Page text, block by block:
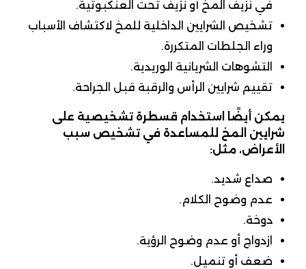
في نزيف المخ أو نزيف تحت العنكبوتية.
تشخيص الشرايين الداخلية للمخ لاكتشاف الأسباب
وراء الجلطات المتكررة.
التشوهات الشريانية الوريدية.
تقييم شرايين الرأس والرقبة قبل الجراحة.
يمكن أيضًا استخدام قسطرة تشخيصية على
شرايين المخ للمساعدة في تشخيص سبب
الأعراض، مثل:
صداع شديد.
عدم وضوح الكلام.
دوخة.
ازدواج أو عدم وضوح الرؤية.
ضعف أو تنميل.